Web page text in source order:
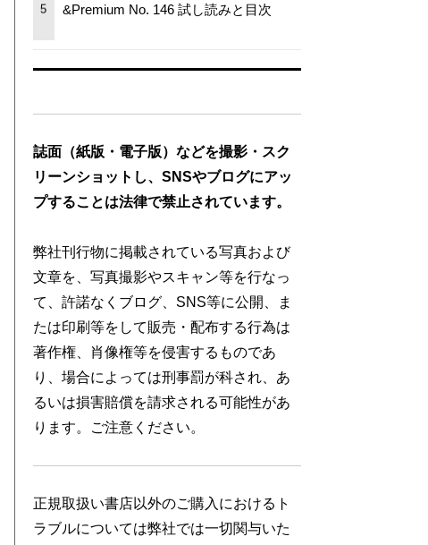
5 &Premium No. 146 試し読みと目次
誌面（紙版・電子版）などを撮影・スク
リーンショットし、SNSやブログにアッ
プすることは法律で禁止されています。
弊社刊行物に掲載されている写真および
文章を、写真撮影やスキャン等を行なっ
て、許諾なくブログ、SNS等に公開、ま
たは印刷等をして販売・配布する行為は
著作権、肖像権等を侵害するものであ
り、場合によっては刑事罰が科され、あ
るいは損害賠償を請求される可能性があ
ります。ご注意ください。
正規取扱い書店以外のご購入におけるト
ラブルについては弊社では一切関与いた